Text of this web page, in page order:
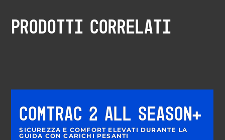
PRODOTTI CORRELATI
COMTRAC 2 ALL SEASON+
SICUREZZA E COMFORT ELEVATI DURANTE LA
GUIDA CON CARICHI PESANTI